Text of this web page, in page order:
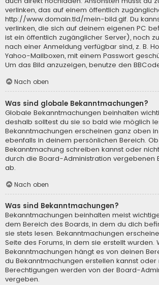
verlinken, das auf einem öffentlich
http://www.domain.tld/mein-bild.gif. Du
verlinken, die sich auf deinem eigenen PC
ist ein öffentlich zugänglicher Server), noch
nach einer Anmeldung verfügbar sind, z. B.
Yahoo-Mailboxen, mit einem Passwort
Um das Bild anzuzeigen, benutze den
Nach oben
Was sind globale Bekanntmachungen?
Globale Bekanntmachungen beinhalten
deshalb solltest du sie so bald wie möglich
Bekanntmachungen erscheinen ganz oben
ebenfalls in deinem persönlichen Bereich.
Bekanntmachung schreiben kannst oder
durch die Board-Administration vergebenen
ab.
Nach oben
Was sind Bekanntmachungen?
Bekanntmachungen beinhalten meist
dem Bereich des Boards, in dem du dich
sie stets lesen. Bekanntmachungen
Seite des Forums, in dem sie erstellt wurden.
Bekanntmachungen hängt es von deinen
du Bekanntmachungen erstellen kannst oder
Berechtigungen werden von der Board-
vergeben.